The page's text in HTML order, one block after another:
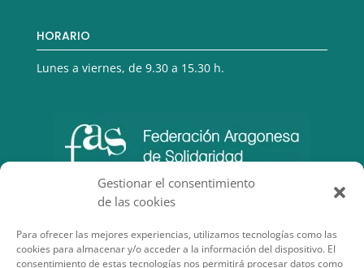
Gestionar el consentimiento
de las cookies
Para ofrecer las mejores experiencias, utilizamos tecnologías como las
cookies para almacenar y/o acceder a la información del dispositivo. El
consentimiento de estas tecnologías nos permitirá procesar datos como
HORARIO
Lunes a viernes, de 9.30 a 15.30 h.